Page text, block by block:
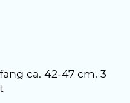
ca. 42-47 cm, 3